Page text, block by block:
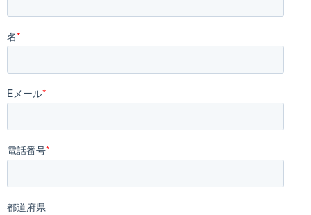
名*
Eメール*
電話番号*
都道府県